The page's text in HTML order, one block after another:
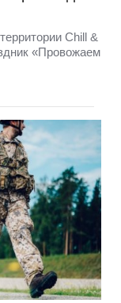
Chill &
«Провожаем